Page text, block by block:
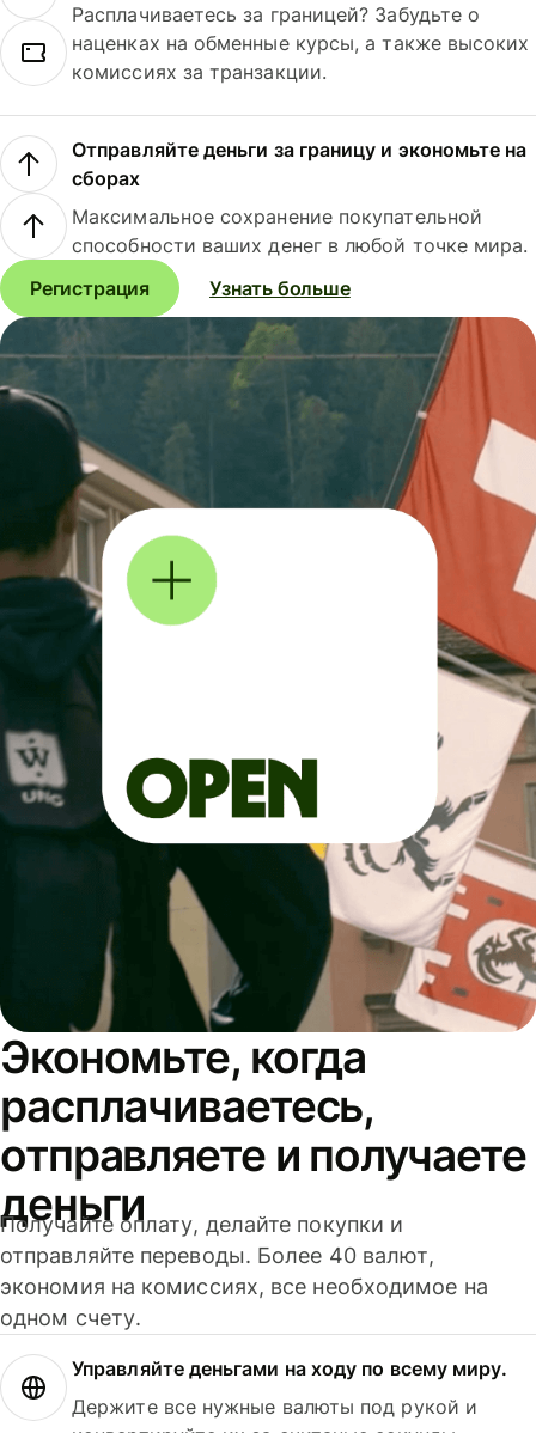
Расплачиваетесь за границей? Забудьте о
наценках на обменные курсы, а также высоких
комиссиях за транзакции.
Отправляйте деньги за границу и экономьте на
сборах
Максимальное сохранение покупательной
способности ваших денег в любой точке мира.
Регистрация
Узнать больше
Экономьте, когда
расплачиваетесь,
отправляете и получаете
деньги
Получайте оплату, делайте покупки и
отправляйте переводы. Более 40 валют,
экономия на комиссиях, все необходимое на
одном счету.
Управляйте деньгами на ходу по всему миру.
Держите все нужные валюты под рукой и